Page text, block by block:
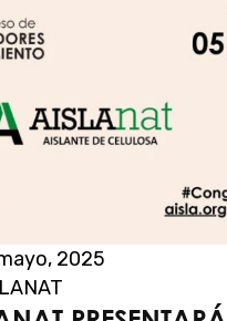
2025